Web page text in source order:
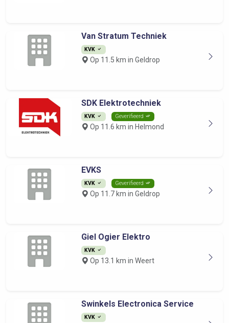
Van Stratum Techniek
KVK
Op 11.5 km in Geldrop
SDK Elektrotechniek
KVK Geverifieerd
Op 11.6 km in Helmond
EVKS
KVK Geverifieerd
Op 11.7 km in Geldrop
Giel Ogier Elektro
KVK
Op 13.1 km in Weert
Swinkels Electronica Service
KVK